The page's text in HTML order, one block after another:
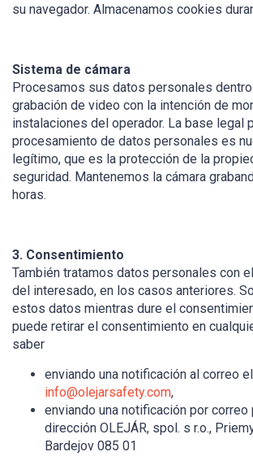
su navegador. Almacenamos cookies
Sistema de cámara
Procesamos sus datos personales
grabación de video con la intención de
instalaciones del operador. La base legal
procesamiento de datos personales es
legítimo, que es la protección de la
seguridad. Mantenemos la cámara
horas.
3. Consentimiento
También tratamos datos personales con
del interesado, en los casos anteriores.
estos datos mientras dure el
puede retirar el consentimiento en
saber
enviando una notificación al correo
info@olejarsafety.com,
enviando una notificación por correo
dirección OLEJÁR, spol. s r.o.,
Bardejov 085 01